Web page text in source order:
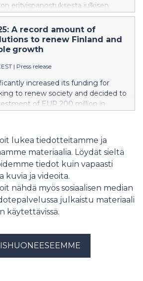
erityispanostuksesta julkisen
ja kasvuyritysten rahoitukseen.
2026 -raportin lisäksi Sitra koosti
Suomen kestävän kasvun
Sitran työstä ja tuloksista
A record amount of
to renew Finland and
growth
| Press release
increased its funding for
to renew society and decided to
of EUR 200 million in
an extensive situational
for sustainable growth in
report and financial statements
about its work and
lukea tiedotteitamme ja
materiaalia. Löydät sieltä
tiedot kuin vapaasti
kuvia ja videoita.
nähdä myös sosiaalisen median
julkaistu materiaali
käytettävissä.